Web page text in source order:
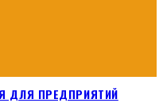
ДЛЯ ПРЕДПРИЯТИЙ